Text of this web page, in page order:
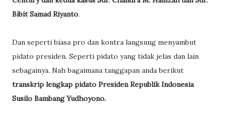
Bibit Samad Riyanto.
Dan seperti biasa pro dan kontra langsung menyambut
pidato presiden. Seperti pidato yang tidak jelas dan lain
sebagainya. Nah bagaimana tanggapan anda berikut
transkrip lengkap pidato Presiden Republik Indonesia
Susilo Bambang Yudhoyono.